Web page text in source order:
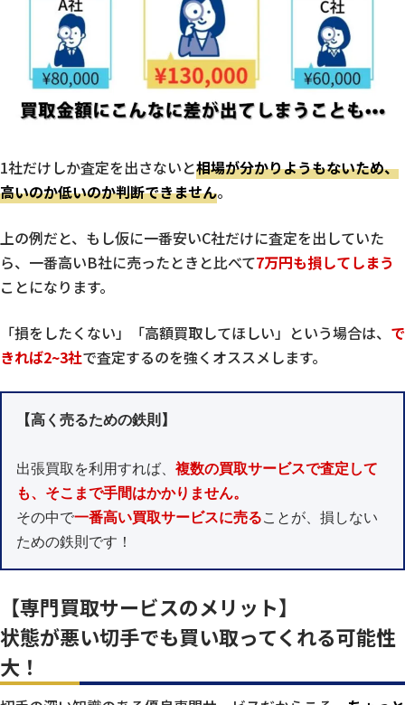
1社だけしか査定を出さないと相場が分かりようもないため、
高いのか低いのか判断できません。
上の例だと、もし仮に一番安いC社だけに査定を出していた
ら、一番高いB社に売ったときと比べて7万円も損してしまう
ことになります。
「損をしたくない」「高額買取してほしい」という場合は、 で
きれば2~3社で査定するのを強くオススメします。
【高く売るための鉄則】
出張買取を利用すれば、 複数の買取サービスで査定して
も、そこまで手間はかかりません。
その中で一番高い買取サービスに売ることが、損しない
ための鉄則です！
【専門買取サービスのメリット】
状態が悪い切手でも買い取ってくれる可能性
大！